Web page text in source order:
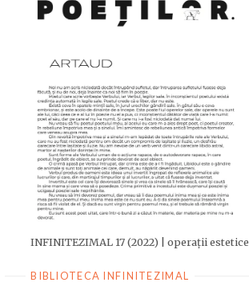
INFINITEZIMAL 17 (2022) | operații estetice
BIBLIOTECA INFINITEZIMAL